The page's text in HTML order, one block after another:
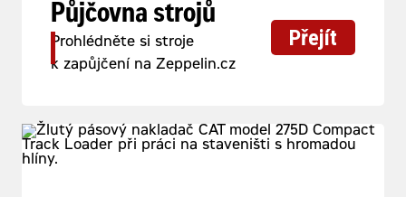
Půjčovna strojů
Prohlédněte si stroje
k zapůjčení na Zeppelin.cz
Přejít